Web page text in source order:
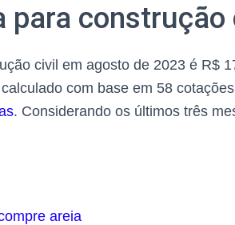
para
civil em agosto de 2023 é R$
com base em 58
. Considerando os últimos três
areia